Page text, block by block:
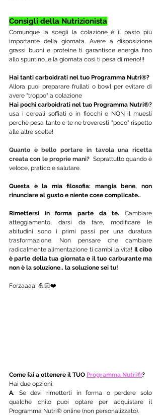
Consigli della Nutrizionista
Comunque la scegli la colazione è il pasto più
importante della giornata. Avere a disposizione
grassi buoni e proteine ti garantisce energia fino
allo spuntino...e la giornata così ti pesa di meno!!!
Hai tanti carboidrati nel tuo Programma Nutri®?
Allora puoi preparare frullati o bowl per evitare di
avere "troppo" a colazione
Hai pochi carboidrati nel tuo Programma Nutri®?
usa i cereali soffiati o in fiocchi e NON il muesli
perchè pesa tanto e te ne troveresti "poco" rispetto
alle altre scelte!
Quanto è bello portare in tavola una ricetta
creata con le proprie mani? Soprattutto quando è
veloce, pratico e salutare.
Questa è la mia filosofia: mangia bene, non
rinunciare al gusto e niente cose complicate..
Rimettersi in forma parte da te. Cambiare
atteggiamento, darsi da fare, modificare le
abitudini sono i primi passi per una duratura
trasformazione. Non pensare che cambiare
radicalmente alimentazione ti cambi la vita! Il cibo
è parte della tua giornata e il tuo carburante ma
non è la soluzione.. la soluzione sei tu!
Forzaaaa! 💪🏻❤️
Come fai a ottenere il TUO Programma Nutri®?
Hai due opzioni:
A. Se devi rimetterti in forma o perdere solo
qualche chilo puoi optare per acquistare il
Programma Nutri® online (non personalizzato).